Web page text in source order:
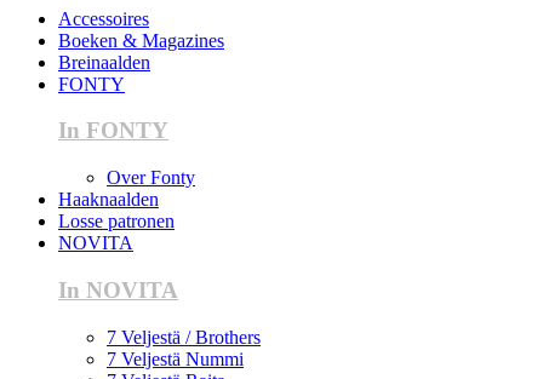
Accessoires
Boeken & Magazines
Breinaalden
FONTY
In FONTY
Over Fonty
Haaknaalden
Losse patronen
NOVITA
In NOVITA
7 Veljestä / Brothers
7 Veljestä Nummi